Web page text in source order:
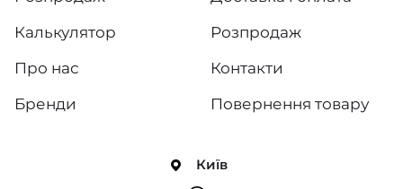
Київ
Калькулятор
Про нас
Бренди
Розпродаж
Контакти
Повернення товару